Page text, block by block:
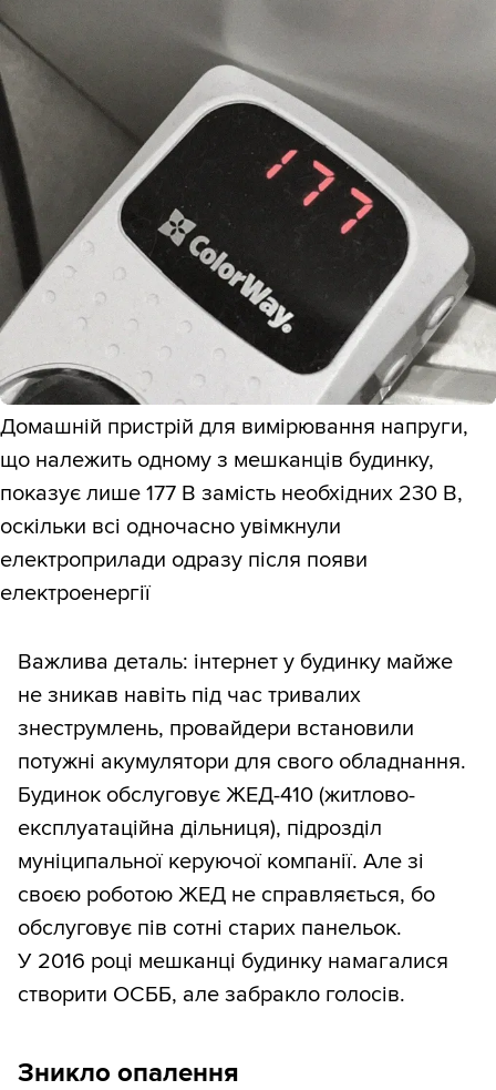
Домашній пристрій для вимірювання напруги,
що належить одному з мешканців будинку,
показує лише 177 В замість необхідних 230 В,
оскільки всі одночасно увімкнули
електроприлади одразу після появи
електроенергії
Важлива деталь: інтернет у будинку майже
не зникав навіть під час тривалих
знеструмлень, провайдери встановили
потужні акумулятори для свого обладнання.
Будинок обслуговує ЖЕД-410 (житлово-
експлуатаційна дільниця), підрозділ
муніципальної керуючої компанії. Але зі
своєю роботою ЖЕД не справляється, бо
обслуговує пів сотні старих панельок.
У 2016 році мешканці будинку намагалися
створити ОСББ, але забракло голосів.
Зникло опалення